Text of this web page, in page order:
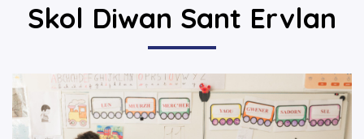
Skol Diwan Sant Ervlan